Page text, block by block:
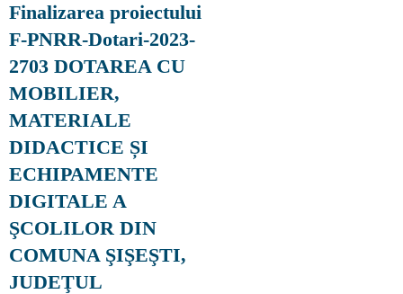
Finalizarea proiectului
F-PNRR-Dotari-2023-
2703 DOTAREA CU
MOBILIER,
MATERIALE
DIDACTICE ȘI
ECHIPAMENTE
DIGITALE A
ŞCOLILOR DIN
COMUNA ŞIŞEŞTI,
JUDEŢUL